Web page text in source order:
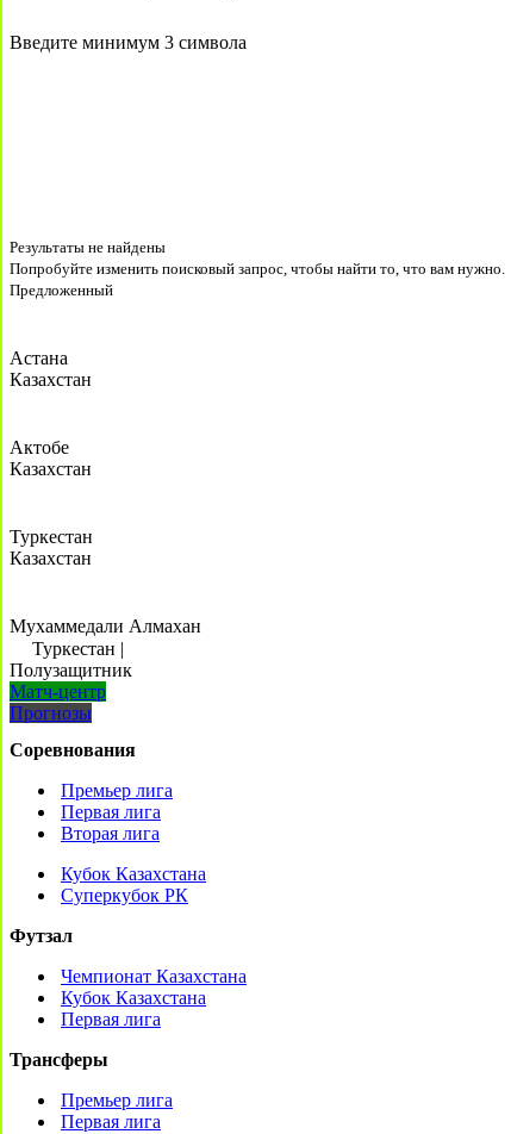
Введите минимум 3 символа
Результаты не найдены
Попробуйте изменить поисковый запрос, чтобы найти то, что вам нужно.
Предложенный
Астана
Казахстан
Актобе
Казахстан
Туркестан
Казахстан
Мухаммедали Алмахан
Туркестан |
Полузащитник
Матч-центр
Прогнозы
Соревнования
Премьер лига
Первая лига
Вторая лига
Кубок Казахстана
Суперкубок РК
Футзал
Чемпионат Казахстана
Кубок Казахстана
Первая лига
Трансферы
Премьер лига
Первая лига